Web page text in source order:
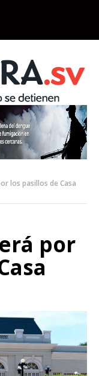
los pasillos de Casa
por